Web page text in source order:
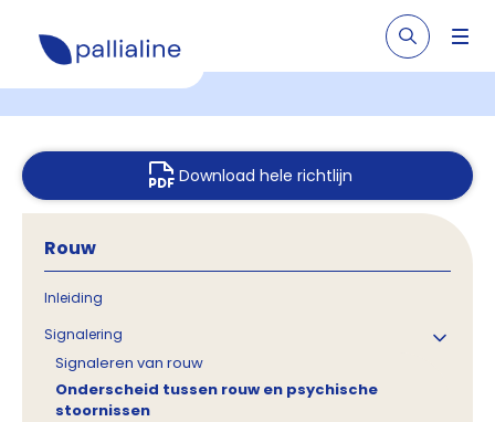
Download hele richtlijn
Rouw
Inleiding
Signalering
Signaleren van rouw
Onderscheid tussen rouw en psychische
stoornissen